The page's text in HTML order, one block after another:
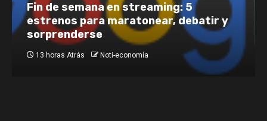
5
debatir y
Noti- Economia: Cómo
pizzería en Chile: requisitos,
costos
2 días Atrás Noti-economía